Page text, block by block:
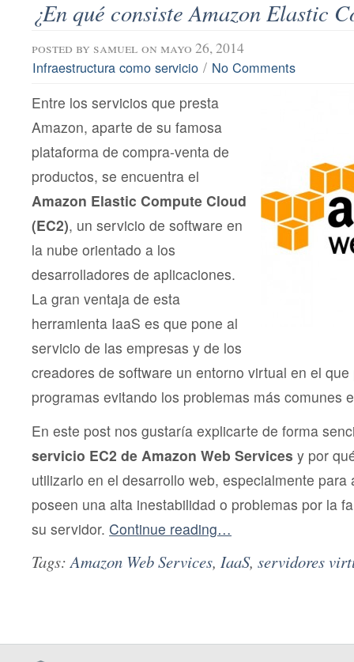
¿En qué consiste Amazon Elastic
posted by samuel on mayo 26, 2014
Infraestructura como servicio / No Comments
Entre los servicios que presta
Amazon, aparte de su famosa
plataforma de compra-venta de
productos, se encuentra el
Amazon Elastic Compute Cloud
(EC2), un servicio de software en
la nube orientado a los
desarrolladores de aplicaciones.
La gran ventaja de esta
herramienta IaaS es que pone al
servicio de las empresas y de los
creadores de software un entorno virtual en el
programas evitando los problemas más comunes
En este post nos gustaría explicarte de forma
servicio EC2 de Amazon Web Services y por
utilizarlo en el desarrollo web, especialmente
poseen una alta inestabilidad o problemas por la
su servidor. Continue reading…
Tags:Amazon Web Services, IaaS, servidores